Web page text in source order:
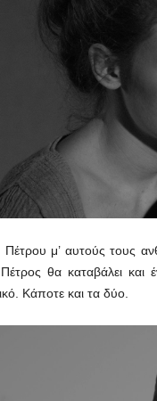
μ’ αυτούς τους
θα καταβάλει και
Κάποτε και τα δύο.